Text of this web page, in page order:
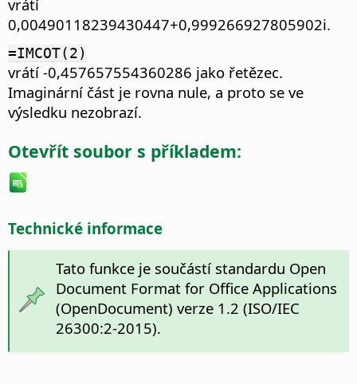
vrátí
0,00490118239430447+0,999266927805902i.
=IMCOT(2)
vrátí -0,457657554360286 jako řetězec.
Imaginární část je rovna nule, a proto se ve
výsledku nezobrazí.
Otevřít soubor s příkladem:
Technické informace
Tato funkce je součástí standardu Open
Document Format for Office Applications
(OpenDocument) verze 1.2 (ISO/IEC
26300:2-2015).